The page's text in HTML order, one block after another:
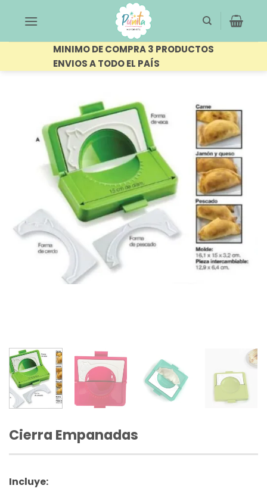
MINIMO DE COMPRA 3 PRODUCTOS
ENVIOS A TODO EL PAÍS
Cierra Empanadas
Incluye: